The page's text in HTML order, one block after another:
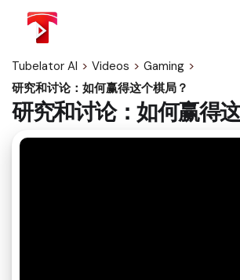
content
Tubelator AI > Videos > Gaming >
研究和讨论：如何赢得这个棋局？
研究和讨论：如何赢得